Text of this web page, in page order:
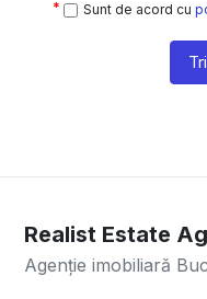
Sunt de acord cu
Realist Estate
Agenție imobiliară